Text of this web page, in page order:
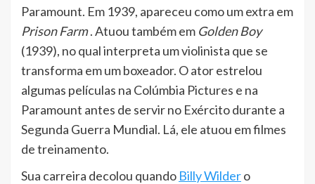
Paramount. Em 1939, apareceu como um extra em
Prison Farm. Atuou também em Golden Boy
(1939), no qual interpreta um violinista que se
transforma em um boxeador. O ator estrelou
algumas películas na Colúmbia Pictures e na
Paramount antes de servir no Exército durante a
Segunda Guerra Mundial. Lá, ele atuou em filmes
de treinamento.
Sua carreira decolou quando Billy Wildero